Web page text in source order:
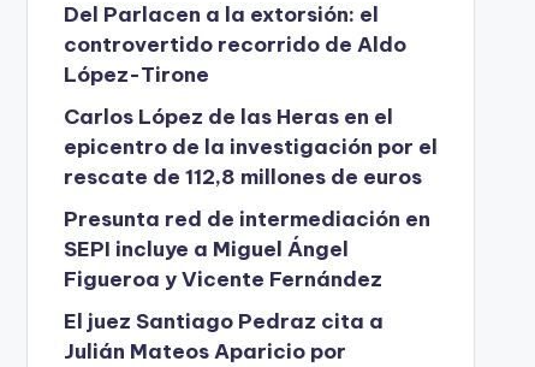
Del Parlacen a la extorsión: el
controvertido recorrido de Aldo
López-Tirone
Carlos López de las Heras en el
epicentro de la investigación por el
rescate de 112,8 millones de euros
Presunta red de intermediación en
SEPI incluye a Miguel Ángel
Figueroa y Vicente Fernández
El juez Santiago Pedraz cita a
Julián Mateos Aparicio por